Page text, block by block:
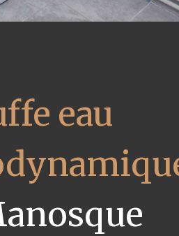
eau